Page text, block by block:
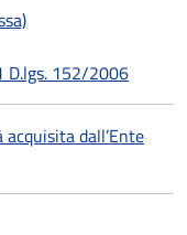
D.lgs. 152/2006
acquisita dall’Ente